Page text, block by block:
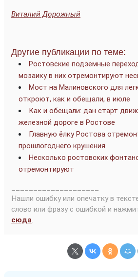
Виталий Дорожный
Другие публикации по теме:
Ростовские подземные
мозаику в них отремонтируют
Мост на Малиновского для
откроют, как и обещали, в июле
Как и обещали: дан старт
железной дороге в Ростове
Главную ёлку Ростова
прошлогоднего крушения
Несколько ростовских
отремонтируют
Нашли ошибку или опечатку в
слово или фразу с ошибкой и
сюда.